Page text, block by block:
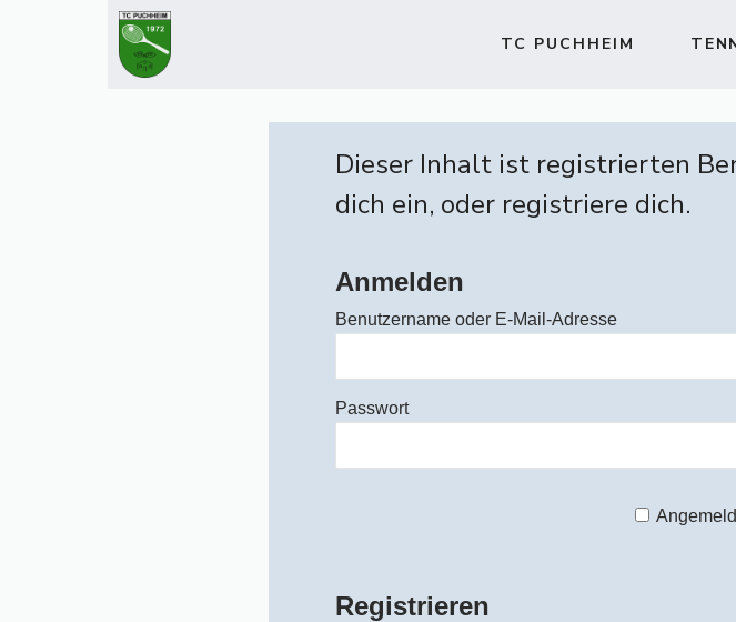
TC PUCHHEIM
Dieser Inhalt ist registrierten
dich ein, oder registriere dich.
Anmelden
Benutzername oder E-Mail-Adresse
Passwort
Registrieren